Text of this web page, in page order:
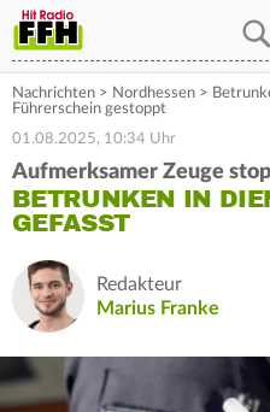
Nachrichten > Nordhessen >
Führerschein gestoppt
01.08.2025, 10:34 Uhr
Aufmerksamer Zeuge
BETRUNKEN IN
GEFASST
Redakteur
Marius Franke